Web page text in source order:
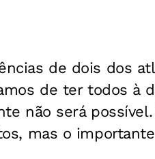
de dois dos
de ter todos à
não será
mas o